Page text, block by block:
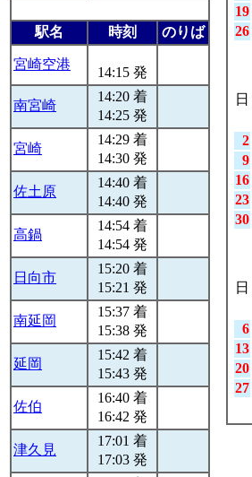
駅名 時刻 のりば
宮崎空港
14:15 発
南宮崎
14:20 着
14:25 発
宮崎
14:29 着
14:30 発
佐土原
14:40 着
14:40 発
高鍋
14:54 着
14:54 発
日向市
15:20 着
15:21 発
南延岡
15:37 着
15:38 発
延岡
15:42 着
15:43 発
佐伯
16:40 着
16:42 発
津久見
17:01 着
17:03 発
19
26
日
2
9
16
23
30
日
6
13
20
27